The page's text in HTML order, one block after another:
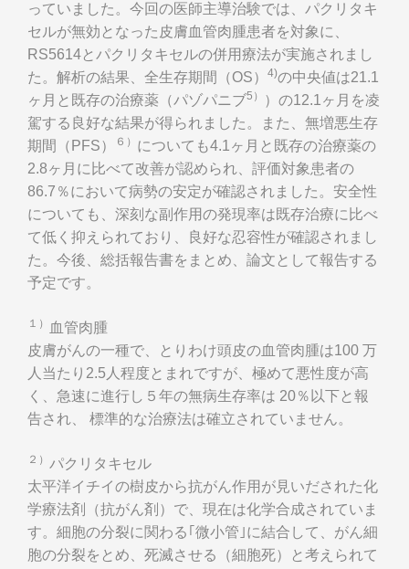
っていました。今回の医師主導治験では、パクリタキ
セルが無効となった皮膚血管肉腫患者を対象に、
RS5614とパクリタキセルの併用療法が実施されまし
た。解析の結果、全生存期間（OS）
4)の中央値は21.1
ヶ月と既存の治療薬（パゾパニブ5）
）の12.1ヶ月を凌
駕する良好な結果が得られました。また、無増悪生存
期間（PFS）
６） についても4.1ヶ月と既存の治療薬の
2.8ヶ月に比べて改善が認められ、評価対象患者の
86.7％において病勢の安定が確認されました。安全性
についても、深刻な副作用の発現率は既存治療に比べ
て低く抑えられており、良好な忍容性が確認されまし
た。今後、総括報告書をまとめ、論文として報告する
予定です。
１）
血管肉腫
皮膚がんの一種で、とりわけ頭皮の血管肉腫は100 万
人当たり2.5人程度とまれですが、極めて悪性度が高
く、急速に進行し５年の無病生存率は 20％以下と報
告され、 標準的な治療法は確立されていません。
２） パクリタキセル
太平洋イチイの樹皮から抗がん作用が見いだされた化
学療法剤（抗がん剤）で、現在は化学合成されていま
す。細胞の分裂に関わる｢微小管｣に結合して、がん細
胞の分裂をとめ、死滅させる（細胞死）と考えられて